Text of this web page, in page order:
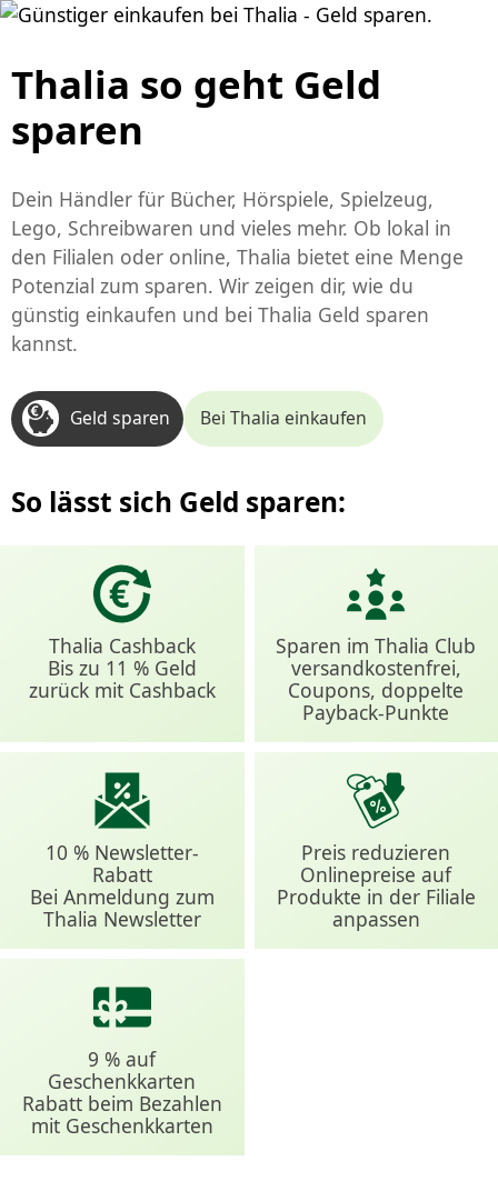
Thalia so geht Geld
sparen
Dein Händler für Bücher, Hörspiele, Spielzeug,
Lego, Schreibwaren und vieles mehr. Ob lokal in
den Filialen oder online, Thalia bietet eine Menge
Potenzial zum sparen. Wir zeigen dir, wie du
günstig einkaufen und bei Thalia Geld sparen
kannst.
Geld sparen Bei Thalia einkaufen
So lässt sich Geld sparen:
Thalia Cashback
Bis zu 11 % Geld
zurück mit Cashback
Sparen im Thalia Club
versandkostenfrei,
Coupons, doppelte
Payback-Punkte
10 % Newsletter-
Rabatt
Bei Anmeldung zum
Thalia Newsletter
Preis reduzieren
Onlinepreise auf
Produkte in der Filiale
anpassen
9 % auf
Geschenkkarten
Rabatt beim Bezahlen
mit Geschenkkarten